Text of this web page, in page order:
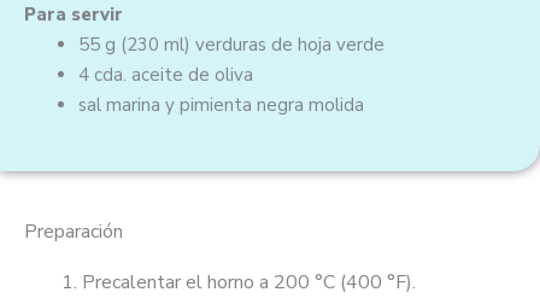
Para servir
55 g (230 ml) verduras de hoja verde
4 cda. aceite de oliva
sal marina y pimienta negra molida
Preparación
Precalentar el horno a 200 °C (400 °F).